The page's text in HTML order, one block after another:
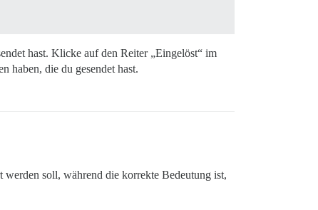
hast. Klicke auf den Reiter „Eingelöst“ im
haben, die du gesendet hast.
soll, während die korrekte Bedeutung ist,